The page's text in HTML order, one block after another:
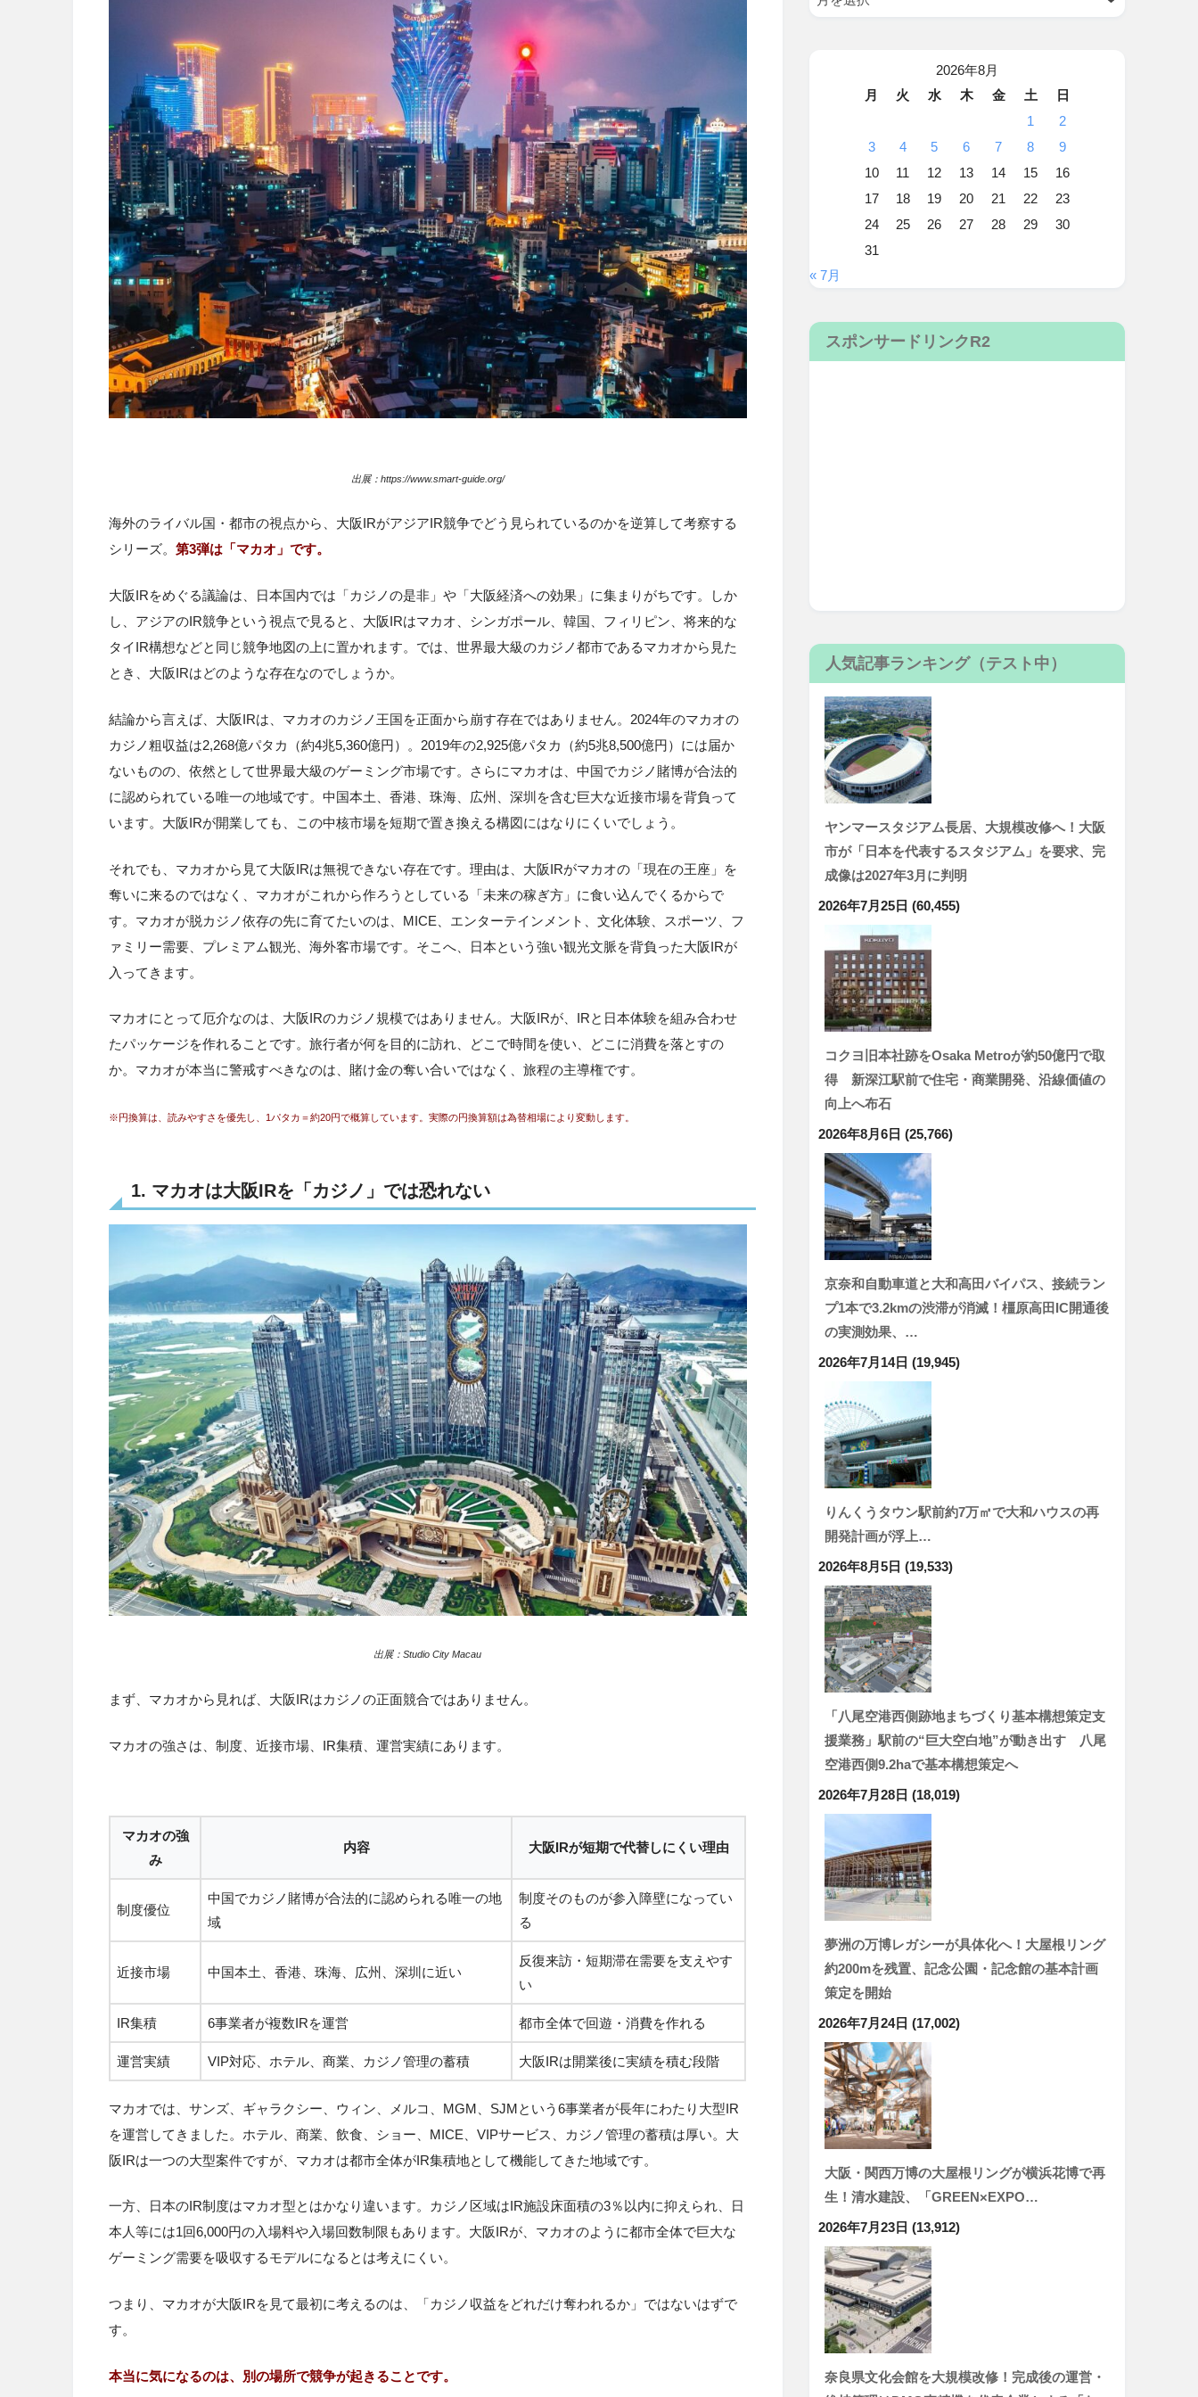
出展：https://www.smart-guide.org/
海外のライバル国・都市の視点から、大阪IRがアジアIR競争でどう見られているのかを逆算して考察する
シリーズ。 第3弾は「マカオ」です。
大阪IRをめぐる議論は、日本国内では「カジノの是非」や「大阪経済への効果」に集まりがちです。しか
し、アジアのIR競争という視点で見ると、大阪IRはマカオ、シンガポール、韓国、フィリピン、将来的な
タイIR構想などと同じ競争地図の上に置かれます。では、世界最大級のカジノ都市であるマカオから見た
とき、大阪IRはどのような存在なのでしょうか。
結論から言えば、大阪IRは、マカオのカジノ王国を正面から崩す存在ではありません。2024年のマカオの
カジノ粗収益は2,268億パタカ（約4兆5,360億円）。2019年の2,925億パタカ（約5兆8,500億円）には届か
ないものの、依然として世界最大級のゲーミング市場です。さらにマカオは、中国でカジノ賭博が合法的
に認められている唯一の地域です。中国本土、香港、珠海、広州、深圳を含む巨大な近接市場を背負って
います。大阪IRが開業しても、この中核市場を短期で置き換える構図にはなりにくいでしょう。
それでも、マカオから見て大阪IRは無視できない存在です。理由は、大阪IRがマカオの「現在の王座」を
奪いに来るのではなく、マカオがこれから作ろうとしている「未来の稼ぎ方」に食い込んでくるからで
す。マカオが脱カジノ依存の先に育てたいのは、MICE、エンターテインメント、文化体験、スポーツ、フ
ァミリー需要、プレミアム観光、海外客市場です。そこへ、日本という強い観光文脈を背負った大阪IRが
入ってきます。
マカオにとって厄介なのは、大阪IRのカジノ規模ではありません。大阪IRが、IRと日本体験を組み合わせ
たパッケージを作れることです。旅行者が何を目的に訪れ、どこで時間を使い、どこに消費を落とすの
か。マカオが本当に警戒すべきなのは、賭け金の奪い合いではなく、旅程の主導権です。
※円換算は、読みやすさを優先し、1パタカ＝約20円で概算しています。実際の円換算額は為替相場により変動します。
1. マカオは大阪IRを「カジノ」では恐れない
出展：Studio City Macau
まず、マカオから見れば、大阪IRはカジノの正面競合ではありません。
マカオの強さは、制度、近接市場、IR集積、運営実績にあります。
マカオの強
み
内容 大阪IRが短期で代替しにくい理由
制度優位
中国でカジノ賭博が合法的に認められる唯一の地
域
制度そのものが参入障壁になってい
る
近接市場 中国本土、香港、珠海、広州、深圳に近い
反復来訪・短期滞在需要を支えやす
い
IR集積 6事業者が複数IRを運営 都市全体で回遊・消費を作れる
運営実績 VIP対応、ホテル、商業、カジノ管理の蓄積 大阪IRは開業後に実績を積む段階
マカオでは、サンズ、ギャラクシー、ウィン、メルコ、MGM、SJMという6事業者が長年にわたり大型IR
を運営してきました。ホテル、商業、飲食、ショー、MICE、VIPサービス、カジノ管理の蓄積は厚い。大
阪IRは一つの大型案件ですが、マカオは都市全体がIR集積地として機能してきた地域です。
一方、日本のIR制度はマカオ型とはかなり違います。カジノ区域はIR施設床面積の3％以内に抑えられ、日
本人等には1回6,000円の入場料や入場回数制限もあります。大阪IRが、マカオのように都市全体で巨大な
ゲーミング需要を吸収するモデルになるとは考えにくい。
つまり、マカオが大阪IRを見て最初に考えるのは、「カジノ収益をどれだけ奪われるか」ではないはずで
す。
本当に気になるのは、別の場所で競争が起きることです。
2026年8月
月
火 水 木 金 土
日
1
2
3
4 5 6 7 8
9
10
11 12 13 14 15
16
17
18 19 20 21 22
23
24
25 26 27 28 29
30
31
« 7月
スポンサードリンクR2
人気記事ランキング（テスト中）
ヤンマースタジアム長居、大規模改修へ！大阪
市が「日本を代表するスタジアム」を要求、完
成像は2027年3月に判明
2026年7月25日 (60,455)
コクヨ旧本社跡をOsaka Metroが約50億円で取
得 新深江駅前で住宅・商業開発、沿線価値の
向上へ布石
2026年8月6日 (25,766)
京奈和自動車道と大和高田バイパス、接続ラン
プ1本で3.2kmの渋滞が消滅！橿原高田IC開通後
の実測効果、…
2026年7月14日 (19,945)
りんくうタウン駅前約7万㎡で大和ハウスの再
開発計画が浮上…
2026年8月5日 (19,533)
「八尾空港西側跡地まちづくり基本構想策定支
援業務」駅前の“巨大空白地”が動き出す 八尾
空港西側9.2haで基本構想策定へ
2026年7月28日 (18,019)
夢洲の万博レガシーが具体化へ！大屋根リング
約200mを残置、記念公園・記念館の基本計画
策定を開始
2026年7月24日 (17,002)
大阪・関西万博の大屋根リングが横浜花博で再
生！清水建設、「GREEN×EXPO…
2026年7月23日 (13,912)
奈良県文化会館を大規模改修！完成後の運営・